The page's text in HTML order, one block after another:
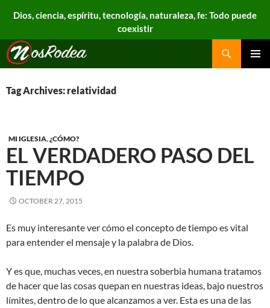
Dios, ciencia, espíritu, tecnología, naturaleza, fe: Todo puede
coexistir
Nos Rodea
Search
Tag Archives: relatividad
MI IGLESIA,¿CÓMO?
EL VERDADERO PASO DEL
TIEMPO
OCTOBER 27, 2015
Es muy interesante ver cómo el concepto de tiempo es vital
para entender el mensaje y la palabra de Dios.
Y es que, muchas veces, en nuestra soberbia humana tratamos
de hacer que las cosas quepan en nuestras ideas, bajo nuestros
límites, dentro de lo que alcanzamos a ver. Esta es una de las